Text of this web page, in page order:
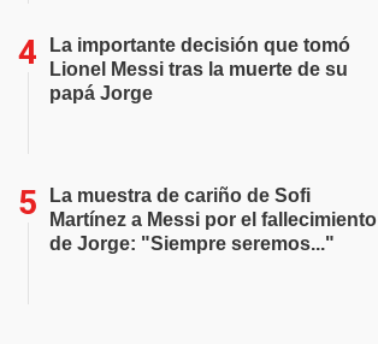
La importante decisión que tomó
Lionel Messi tras la muerte de su
papá Jorge
La muestra de cariño de Sofi
Martínez a Messi por el fallecimiento
de Jorge: "Siempre seremos..."